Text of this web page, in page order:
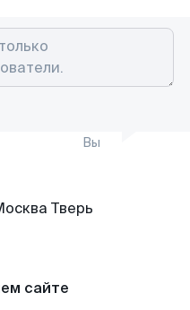
Вы
сайте